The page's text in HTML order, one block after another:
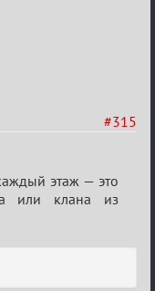
#315
этаж — это
или клана из